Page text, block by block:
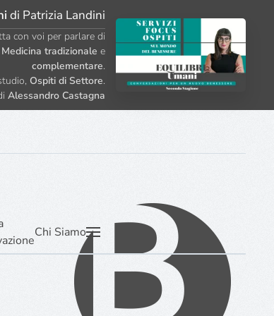
di Patrizia Landini
con voi per parlare di
Medicina tradizionale e
complementare.
Ospiti di Settore.
Alessandro Castagna
Chi Siamo